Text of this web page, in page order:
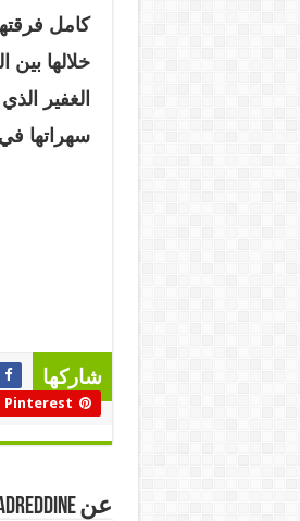
كامل
خلالها
الغفير
سهراتها
شاركها
Pinterest
عن badreddine